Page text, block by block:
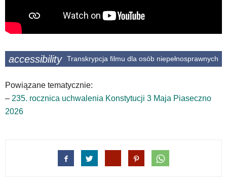
accessibility Transkrypcja filmu dla osób niepełnosprawnych
Powiązane tematycznie:
– 235. rocznica uchwalenia Konstytucji 3 Maja Piaseczno
2026